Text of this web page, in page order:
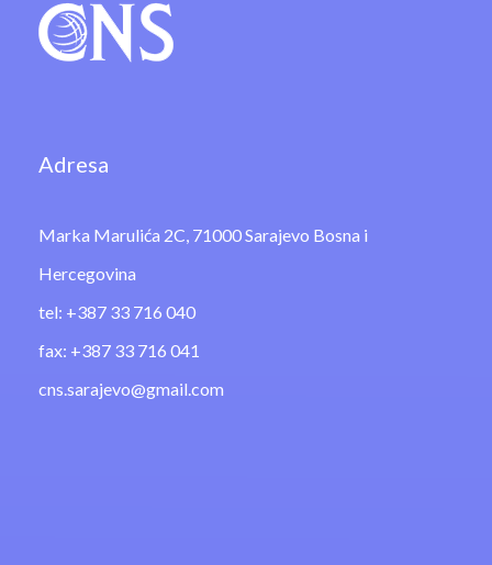
Adresa
Marka Marulića 2C, 71000 Sarajevo Bosna i
Hercegovina
tel: +387 33 716 040
fax: +387 33 716 041
cns.sarajevo@gmail.com